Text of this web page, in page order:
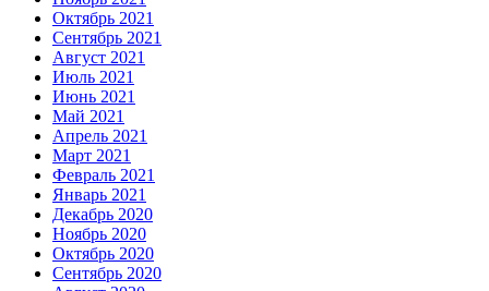
Октябрь 2021
Сентябрь 2021
Август 2021
Июль 2021
Июнь 2021
Май 2021
Апрель 2021
Март 2021
Февраль 2021
Январь 2021
Декабрь 2020
Ноябрь 2020
Октябрь 2020
Сентябрь 2020